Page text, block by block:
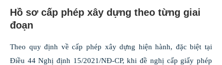
Hồ sơ cấp phép xây dựng theo từng giai
đoạn
Theo quy định về cấp phép xây dựng hiện hành, đặc biệt tại
Điều 44 Nghị định 15/2021/NĐ-CP, khi đề nghị cấp giấy phép